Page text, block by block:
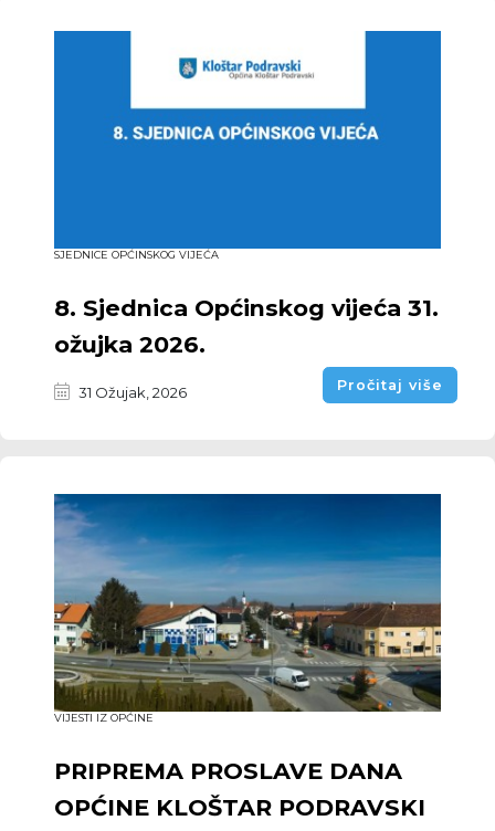
SJEDNICE OPĆINSKOG VIJEĆA
8. Sjednica Općinskog vijeća 31.
ožujka 2026.
31 Ožujak, 2026 Pročitaj više
VIJESTI IZ OPĆINE
PRIPREMA PROSLAVE DANA
OPĆINE KLOŠTAR PODRAVSKI